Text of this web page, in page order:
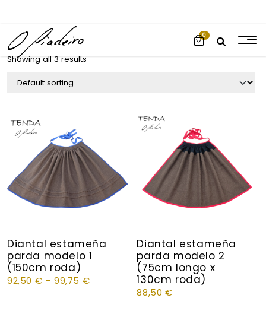
0
Showing all 3 results
Diantal estameña
parda modelo 1
(150cm roda)
92,50 € –99,75 €
Diantal estameña
parda modelo 2
(75cm longo x
130cm roda)
88,50 €